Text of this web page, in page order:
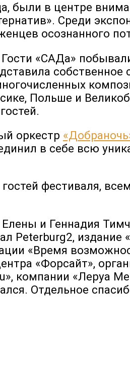
были в центре
Среди
осознанного
«САДа»
собственное
Польше и
оркестр
в себе всю
фестиваля,
и Геннадия
Peterburg2, издание
«Время
«Форсайт»,
компании «Леруа
Отдельное